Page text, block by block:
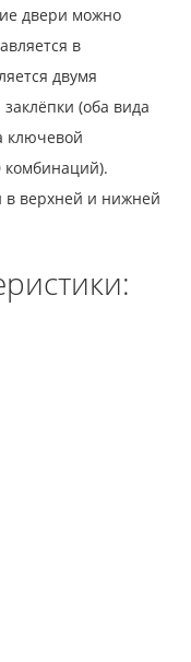
двери можно
в
двумя
(оба вида
ключевой
комбинаций).
в верхней и нижней